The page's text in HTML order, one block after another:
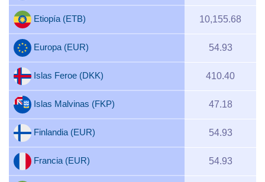
Etiopía (ETB) 10,155.68
Europa (EUR) 54.93
Islas Feroe (DKK) 410.40
Islas Malvinas (FKP) 47.18
Finlandia (EUR) 54.93
Francia (EUR) 54.93